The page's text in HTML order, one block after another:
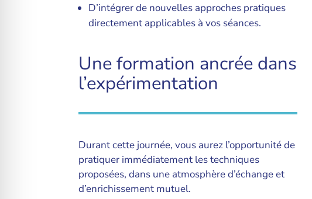
D’intégrer de nouvelles approches pratiques
directement applicables à vos séances.
Une formation ancrée dans
l’expérimentation
Durant cette journée, vous aurez l’opportunité de
pratiquer immédiatement les techniques
proposées, dans une atmosphère d’échange et
d’enrichissement mutuel.